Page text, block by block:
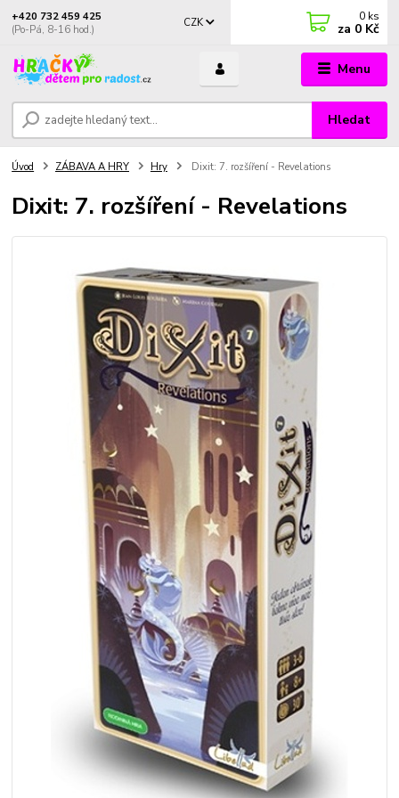
Menu
CZK
Hledat
+420 732 459 425
(Po-Pá, 8-16 hod.)
0 ks
za 0 Kč
Úvod ZÁBAVA A HRY Hry Dixit: 7. rozšíření - Revelations
Dixit: 7. rozšíření - Revelations